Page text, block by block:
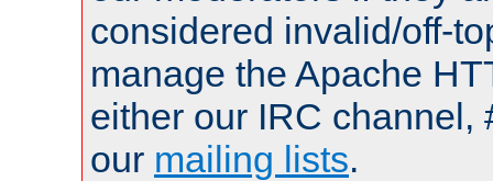
considered invalid/off-
manage the Apache
either our IRC channel,
our mailing lists.